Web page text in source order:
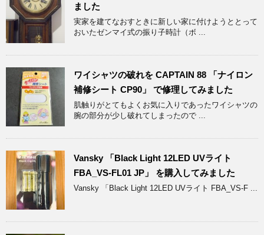
ました
実家を建てなおすときに新しい家に付けようととって
おいたゼンマイ式の振り子時計（ボ ...
ワイシャツの破れを CAPTAIN 88 「ナイロン
補修シート CP90」 で修理してみました
肌触りがとてもよくお気に入りであったワイシャツの
腕の部分が少し破れてしまったので ...
Vansky 「Black Light 12LED UVライト
FBA_VS-FL01 JP」 を購入してみました
Vansky 「Black Light 12LED UVライト FBA_VS-F ...